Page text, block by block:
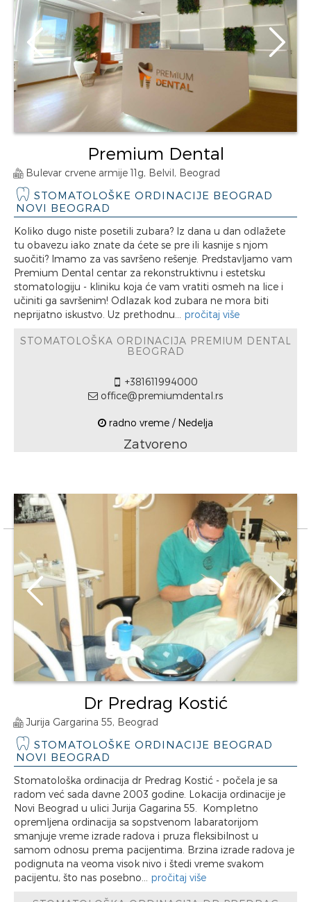
Premium Dental
Bulevar crvene armije 11g, Belvil, Beograd
STOMATOLOŠKE ORDINACIJE BEOGRAD
NOVI BEOGRAD
Koliko dugo niste posetili zubara? Iz dana u dan odlažete
tu obavezu iako znate da ćete se pre ili kasnije s njom
suočiti? Imamo za vas savršeno rešenje. Predstavljamo vam
Premium Dental centar za rekonstruktivnu i estetsku
stomatologiju - kliniku koja će vam vratiti osmeh na lice i
učiniti ga savršenim! Odlazak kod zubara ne mora biti
neprijatno iskustvo. Uz prethodnu... pročitaj više
STOMATOLOŠKA ORDINACIJA PREMIUM DENTAL
BEOGRAD
+381611994000
office@premiumdental.rs
radno vreme / Nedelja
Zatvoreno
Dr Predrag Kostić
Jurija Gargarina 55, Beograd
STOMATOLOŠKE ORDINACIJE BEOGRAD
NOVI BEOGRAD
Stomatološka ordinacija dr Predrag Kostić - počela je sa
radom već sada davne 2003 godine. Lokacija ordinacije je
Novi Beograd u ulici Jurija Gagarina 55. Kompletno
opremljena ordinacija sa sopstvenom labaratorijom
smanjuje vreme izrade radova i pruza fleksibilnost u
samom odnosu prema pacijentima. Brzina izrade radova je
podignuta na veoma visok nivo i štedi vreme svakom
pacijentu, što nas posebno... pročitaj više